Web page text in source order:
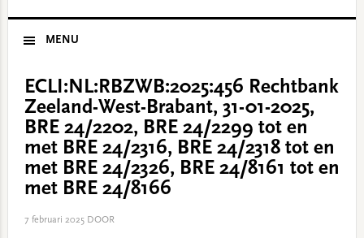
MENU
ECLI:NL:RBZWB:2025:456 Rechtbank
Zeeland-West-Brabant, 31-01-2025,
BRE 24/2202, BRE 24/2299 tot en
met BRE 24/2316, BRE 24/2318 tot en
met BRE 24/2326, BRE 24/8161 tot en
met BRE 24/8166
7 februari 2025DOOR